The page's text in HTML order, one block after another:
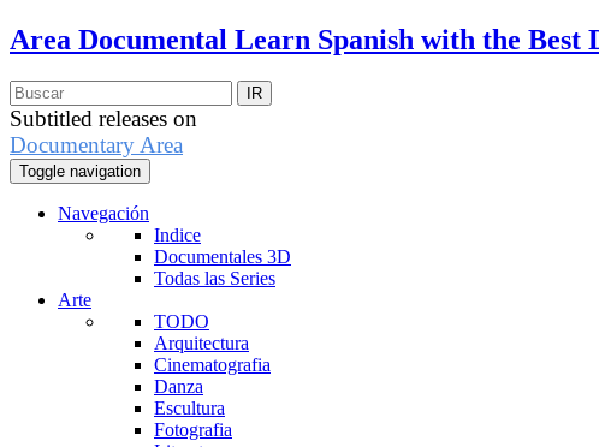
Area Documental Learn Spanish with the Best
Subtitled releases on
Documentary Area
Toggle navigation
Navegación
Indice
Documentales 3D
Todas las Series
Arte
TODO
Arquitectura
Cinematografia
Danza
Escultura
Fotografia